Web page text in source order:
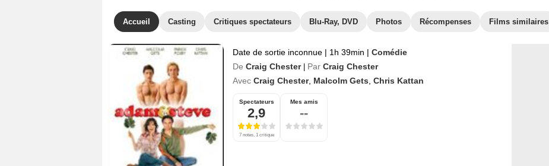
Accueil Casting Critiques spectateurs Blu-Ray, DVD Photos Récompenses Films similaires
Date de sortie inconnue | 1h 39min | Comédie
De Craig Chester Par Craig Chester
Avec Craig Chester, Malcolm Gets Chris Kattan
Spectateurs
2,9
7 notes, 1 critique
Mes amis
--